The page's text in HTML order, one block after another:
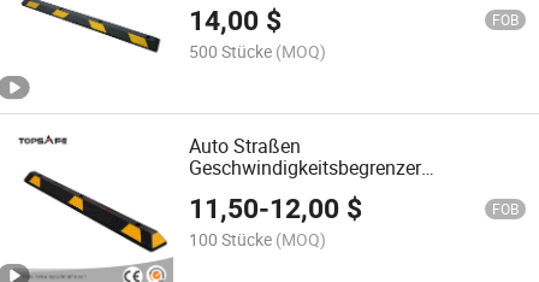
14,00 $ FOB
500 Stücke (MOQ)
Auto Straßen
Geschwindigkeitsbegrenzer
Sicherheitsgummi Parkplatzstopper
Radstopper
11,50-12,00 $ FOB
100 Stücke (MOQ)